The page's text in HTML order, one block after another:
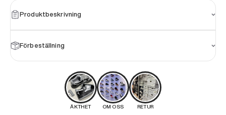
Produktbeskrivning
Förbeställning
ÄKTHET OM OSS RETUR